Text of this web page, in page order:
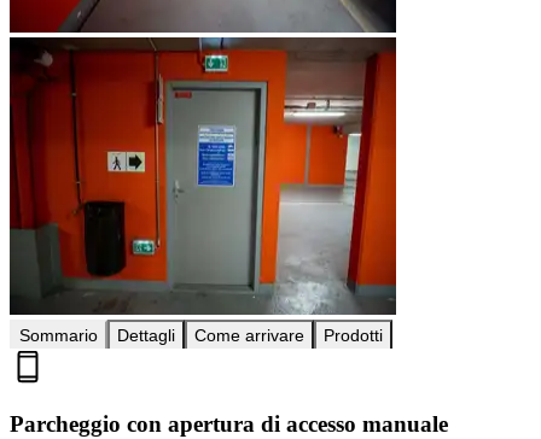
Sommario Dettagli Come arrivare Prodotti
Parcheggio con apertura di accesso manuale